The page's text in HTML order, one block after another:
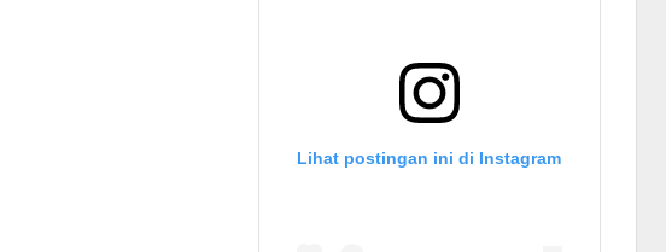
Lihat postingan ini di Instagram